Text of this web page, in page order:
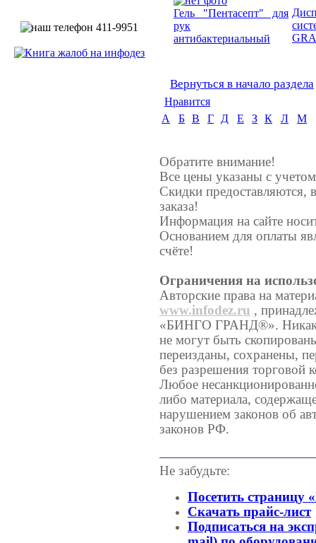
Гель "Пентасепт" для
рук
антибактериальный
Вернуться в начало раздела
Нравится
А
Б В Г Д Е З К Л М
Обратите внимание!
Все цены указаны с
Скидки предоставляются,
заказа!
Информация на сайте
Основанием для оплаты
счёте!
Ограничения на
Авторские права на
www.infodez.ru ,
«БИНГО ГРАНД®».
не могут быть
переизданы, сохранены,
без разрешения
Любое
либо материала,
нарушением законов об
законов РФ.
Не забудьте:
Посетить страницу
Скачать прайс-лист
Подписаться на